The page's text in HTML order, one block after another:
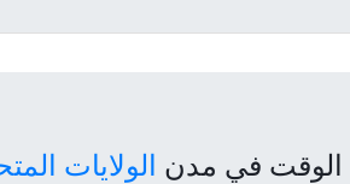
الوقت في مدن الولايات